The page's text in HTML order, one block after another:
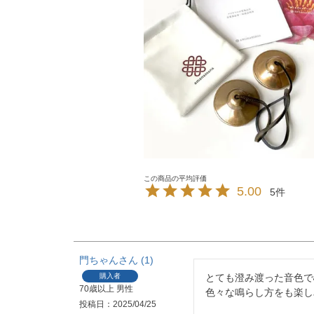
5.00 5
門ちゃん 1
購入者
70歳以上 男性
投稿日
2025/04/25
とても澄み渡った音色
色々な鳴らし方をも楽